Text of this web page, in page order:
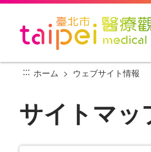
メ
ン
::: ホーム ウェブサイト情報
サイトマッ